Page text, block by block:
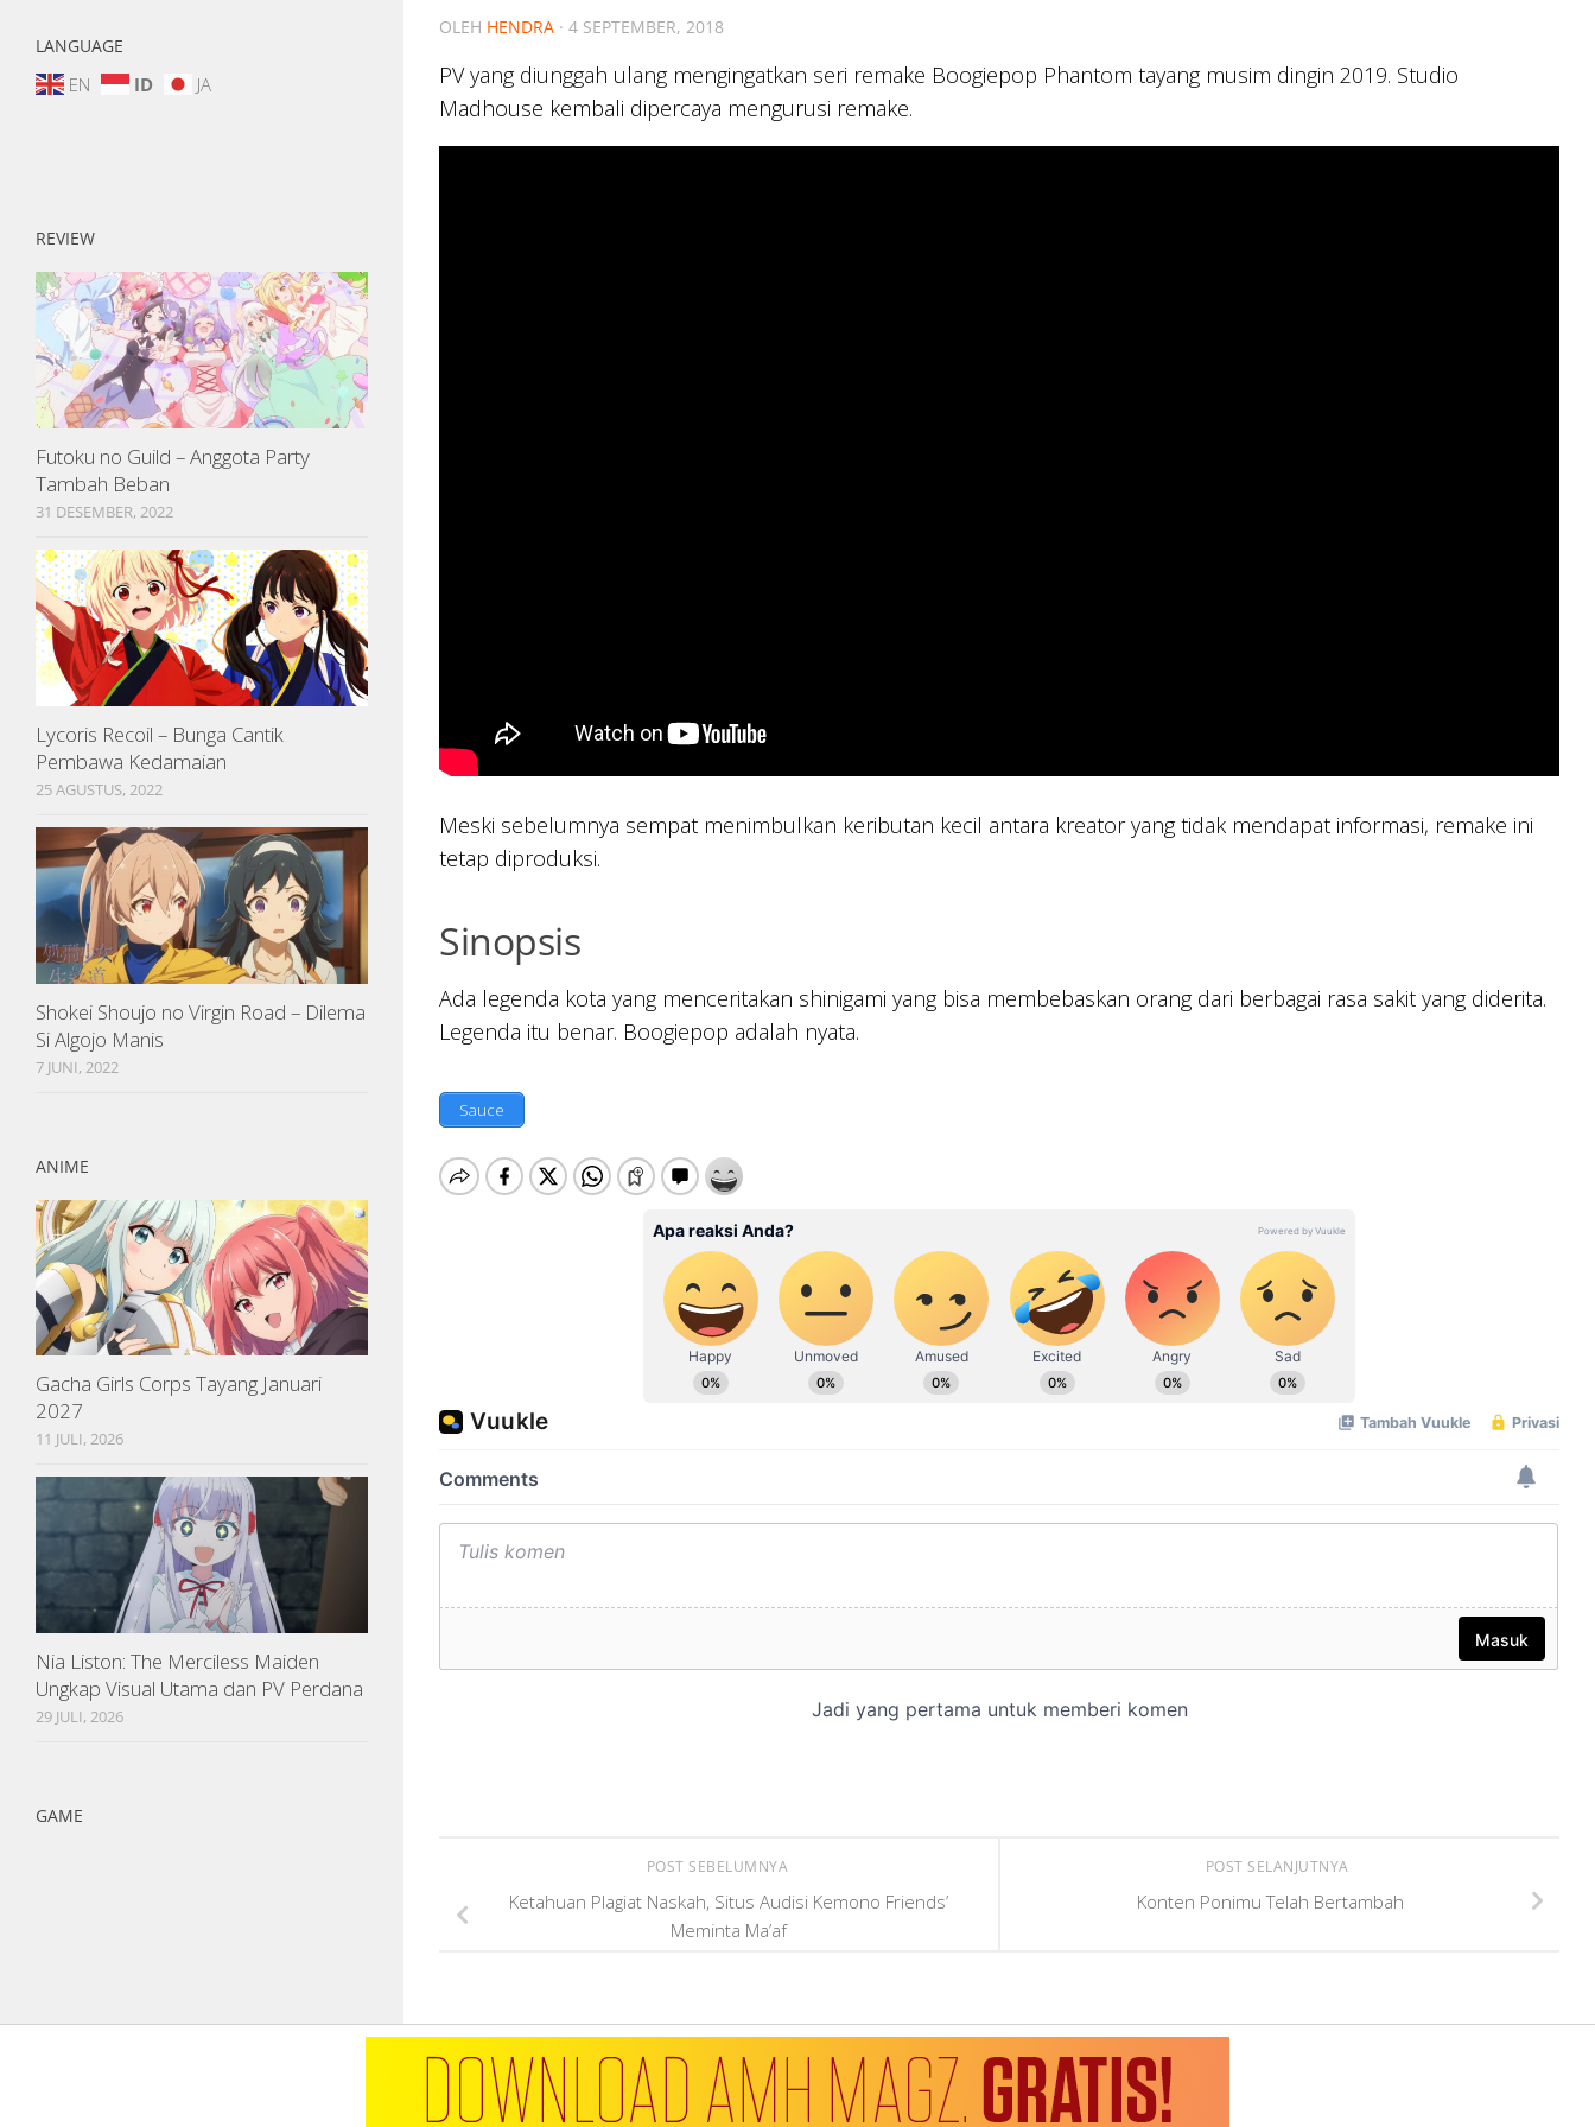
OLEH HENDRA · 4 SEPTEMBER, 2018
PV yang diunggah ulang mengingatkan seri remake Boogiepop Phantom tayang musim dingin 2019. Studio
Madhouse kembali dipercaya mengurusi remake.
Meski sebelumnya sempat menimbulkan keributan kecil antara kreator yang tidak mendapat informasi, remake ini
tetap diproduksi.
Sinopsis
Ada legenda kota yang menceritakan shinigami yang bisa membebaskan orang dari berbagai rasa sakit yang diderita.
Legenda itu benar. Boogiepop adalah nyata.
Sauce
POST SELANJUTNYA
Konten Ponimu Telah Bertambah
POST SEBELUMNYA
Ketahuan Plagiat Naskah, Situs Audisi Kemono Friends’
Meminta Ma’af
LANGUAGE
EN ID JA
REVIEW
Futoku no Guild – Anggota Party
Tambah Beban
31 DESEMBER, 2022
Lycoris Recoil – Bunga Cantik
Pembawa Kedamaian
25 AGUSTUS, 2022
Shokei Shoujo no Virgin Road – Dilema
Si Algojo Manis
7 JUNI, 2022
ANIME
Gacha Girls Corps Tayang Januari
2027
11 JULI, 2026
Nia Liston: The Merciless Maiden
Ungkap Visual Utama dan PV Perdana
29 JULI, 2026
GAME